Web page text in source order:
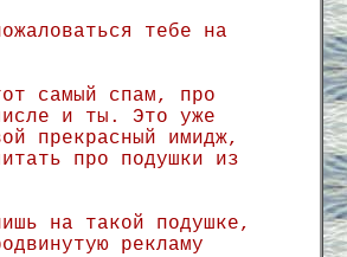
тебе на
самый спам, про
и ты. Это уже
прекрасный имидж,
про подушки из
на такой подушке,
рекламу